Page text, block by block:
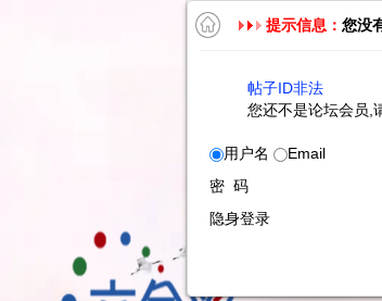
提示信息： 您没
帖子ID非法
您还不是论坛会员,
用户名
Email
密 码
隐身登录